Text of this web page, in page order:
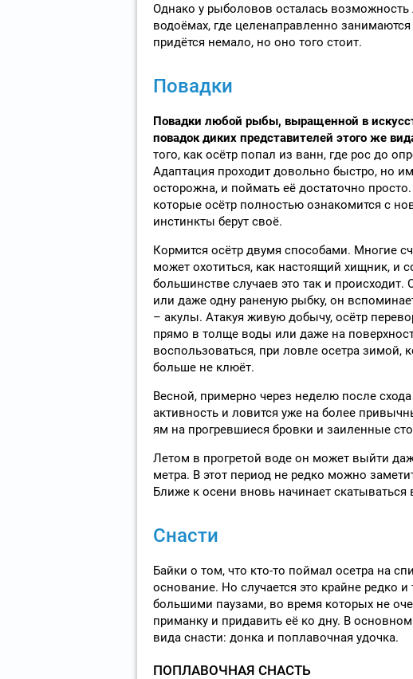
Однако у рыболовов осталась возможность
водоёмах, где целенаправленно
придётся немало, но оно того стоит.
Повадки
Повадки любой рыбы, выращенной в
повадок диких представителей этого же
того, как осётр попал из ванн, где рос до
Адаптация проходит довольно быстро, но
осторожна, и поймать её достаточно
которые осётр полностью ознакомится с
инстинкты берут своё.
Кормится осётр двумя способами. Многие
может охотиться, как настоящий хищник, и
большинстве случаев это так и
или даже одну раненую рыбку, он
– акулы. Атакуя живую добычу, осётр
прямо в толще воды или даже на
воспользоваться, при ловле осетра зимой,
больше не клюёт.
Весной, примерно через неделю после
активность и ловится уже на более
ям на прогревшиеся бровки и заиленные
Летом в прогретой воде он может выйти
метра. В этот период не редко можно
Ближе к осени вновь начинает скатываться
Снасти
Байки о том, что кто-то поймал осетра на
основание. Но случается это крайне редко
большими паузами, во время которых не
приманку и придавить её ко дну. В
вида снасти: донка и поплавочная удочка.
ПОПЛАВОЧНАЯ СНАСТЬ